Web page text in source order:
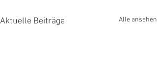
Aktuelle Beiträge Alle ansehen